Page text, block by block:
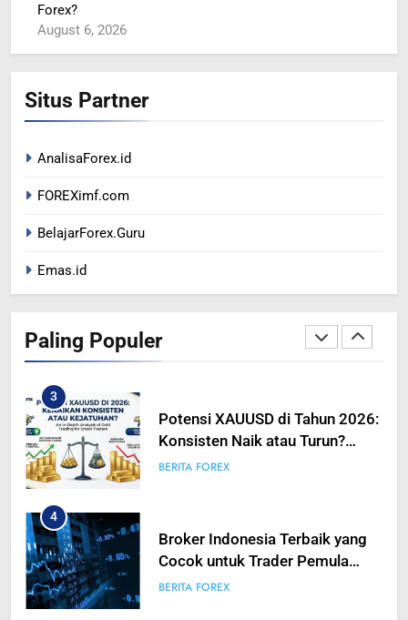
Forex?
August 6, 2026
Situs Partner
AnalisaForex.id
FOREXimf.com
BelajarForex.Guru
Emas.id
Paling Populer
367
US DOLAR REBOUND DARI
1
2
Potensi XAUUSD Saat Rilis NFP
5 Juni 2026: Emas Bisa
Bergerak Tajam, Traders Perlu
Bersiap
BERITA FOREX
3
Potensi XAUUSD di Tahun 2026:
Konsisten Naik atau Turun?
Analisis Mendalam Trading
BERITA FOREX
4
Broker Indonesia Terbaik yang
Cocok untuk Trader Pemula
hingga Profesional
BERITA FOREX